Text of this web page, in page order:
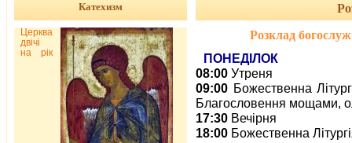
Розклад
ПОНЕДІЛОК
08:00 Утреня
09:00 Божественна
Благословення мощами,
17:30 Вечірня
18:00 Божественна
Катехизм
Церква
двічі
на рік